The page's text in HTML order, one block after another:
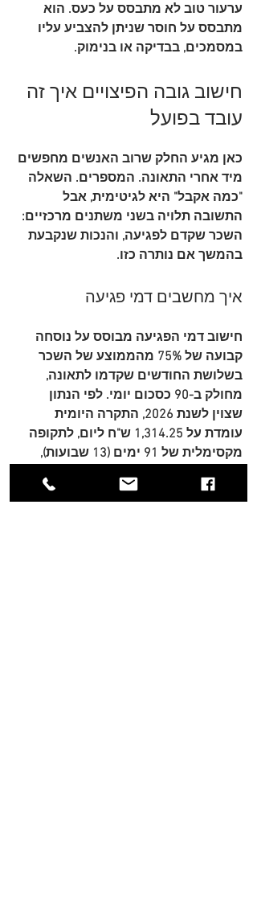
ערעור טוב לא מתבסס על כעס. הוא
מתבסס על חוסר שניתן להצביע עליו
במסמכים, בבדיקה או בנימוק.
חישוב גובה הפיצויים איך זה
עובד בפועל
כאן מגיע החלק שרוב האנשים מחפשים
מיד אחרי התאונה. המספרים. השאלה
"כמה אקבל" היא לגיטימית, אבל
התשובה תלויה בשני משתנים מרכזיים:
השכר שקדם לפגיעה, והנכות שנקבעת
בהמשך אם נותרה כזו.
איך מחשבים דמי פגיעה
חישוב דמי הפגיעה מבוסס על נוסחה
קבועה של
75% מהממוצע של השכר
בשלושת החודשים שקדמו לתאונה,
מחולק ב-90 כסכום יומי
. לפי הנתון
שצוין לשנת 2026,
התקרה היומית
עומדת על 1,314.25 ש"ח ליום, לתקופה
מקסימלית של 91 ימים (13 שבועות)
,
ותקרת התשלום